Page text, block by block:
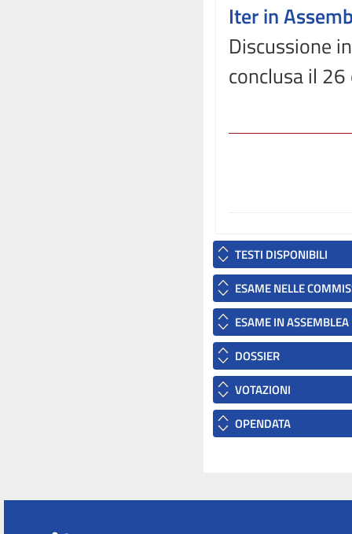
Iter in
Discussione
conclusa il
TESTI DISPONIBILI
ESAME NELLE
ESAME IN ASSEMBLEA
DOSSIER
VOTAZIONI
OPENDATA